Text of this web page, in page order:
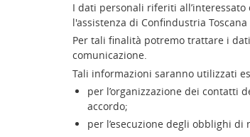
I dati personali riferiti
l'assistenza di Confindustria
Per tali finalità potremo trattare i
comunicazione.
Tali informazioni saranno utilizzati
per l’organizzazione dei contatti
accordo;
per l’esecuzione degli obblighi di